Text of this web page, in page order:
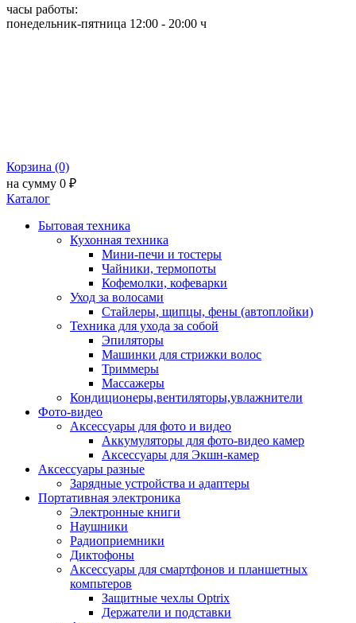
часы работы:
понедельник-пятница 12:00 - 20:00 ч
Корзина (0)
на сумму 0 ₽
Каталог
Бытовая техника
Кухонная техника
Мини-печи и тостеры
Чайники, термопоты
Кофемолки, кофеварки
Уход за волосами
Стайлеры, щипцы, фены (автоплойки)
Техника для ухода за собой
Эпиляторы
Машинки для стрижки волос
Триммеры
Массажеры
Кондиционеры,вентиляторы,увлажнители
Фото-видео
Аксессуары для фото и видео
Аккумуляторы для фото-видео камер
Аксессуары для Экшн-камер
Аксессуары разные
Зарядные устройства и адаптеры
Портативная электроника
Электронные книги
Наушники
Радиоприемники
Диктофоны
Аксессуары для смартфонов и планшетных
компьтеров
Защитные чехлы Optrix
Держатели и подставки